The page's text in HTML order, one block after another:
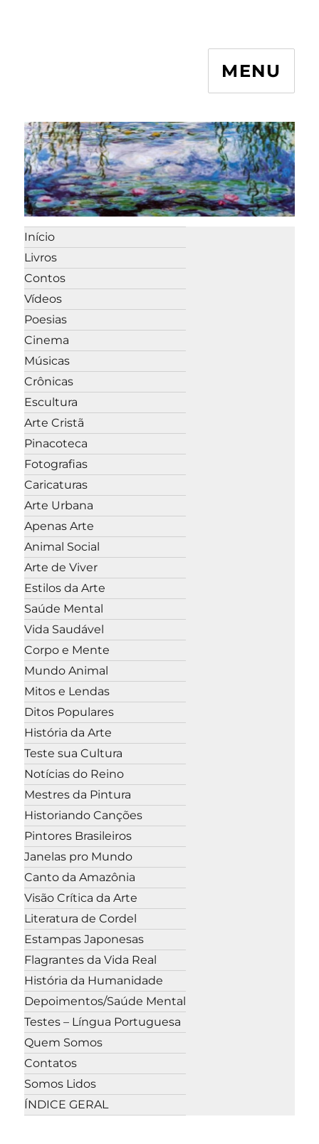
MENU
Início
Livros
Contos
Vídeos
Poesias
Cinema
Músicas
Crônicas
Escultura
Arte Cristã
Pinacoteca
Fotografias
Caricaturas
Arte Urbana
Apenas Arte
Animal Social
Arte de Viver
Estilos da Arte
Saúde Mental
Vida Saudável
Corpo e Mente
Mundo Animal
Mitos e Lendas
Ditos Populares
História da Arte
Teste sua Cultura
Notícias do Reino
Mestres da Pintura
Historiando Canções
Pintores Brasileiros
Janelas pro Mundo
Canto da Amazônia
Visão Crítica da Arte
Literatura de Cordel
Estampas Japonesas
Flagrantes da Vida Real
História da Humanidade
Depoimentos/Saúde Mental
Testes – Língua Portuguesa
Quem Somos
Contatos
Somos Lidos
ÍNDICE GERAL